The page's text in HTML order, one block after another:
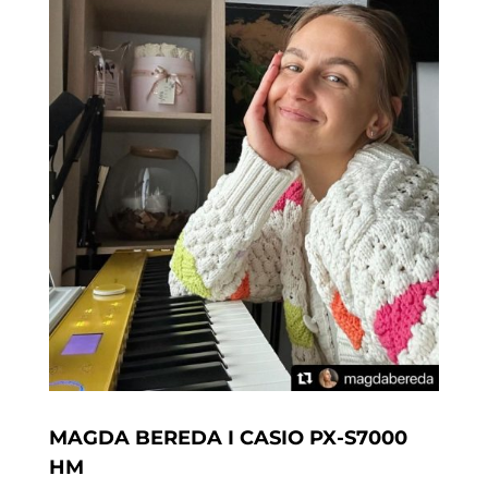
MAGDA BEREDA I CASIO PX-S7000
HM